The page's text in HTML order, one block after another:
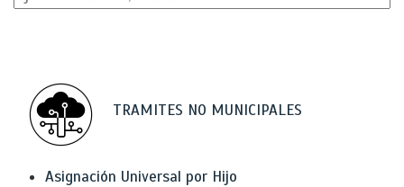
TRAMITES NO MUNICIPALES
Asignación Universal por Hijo